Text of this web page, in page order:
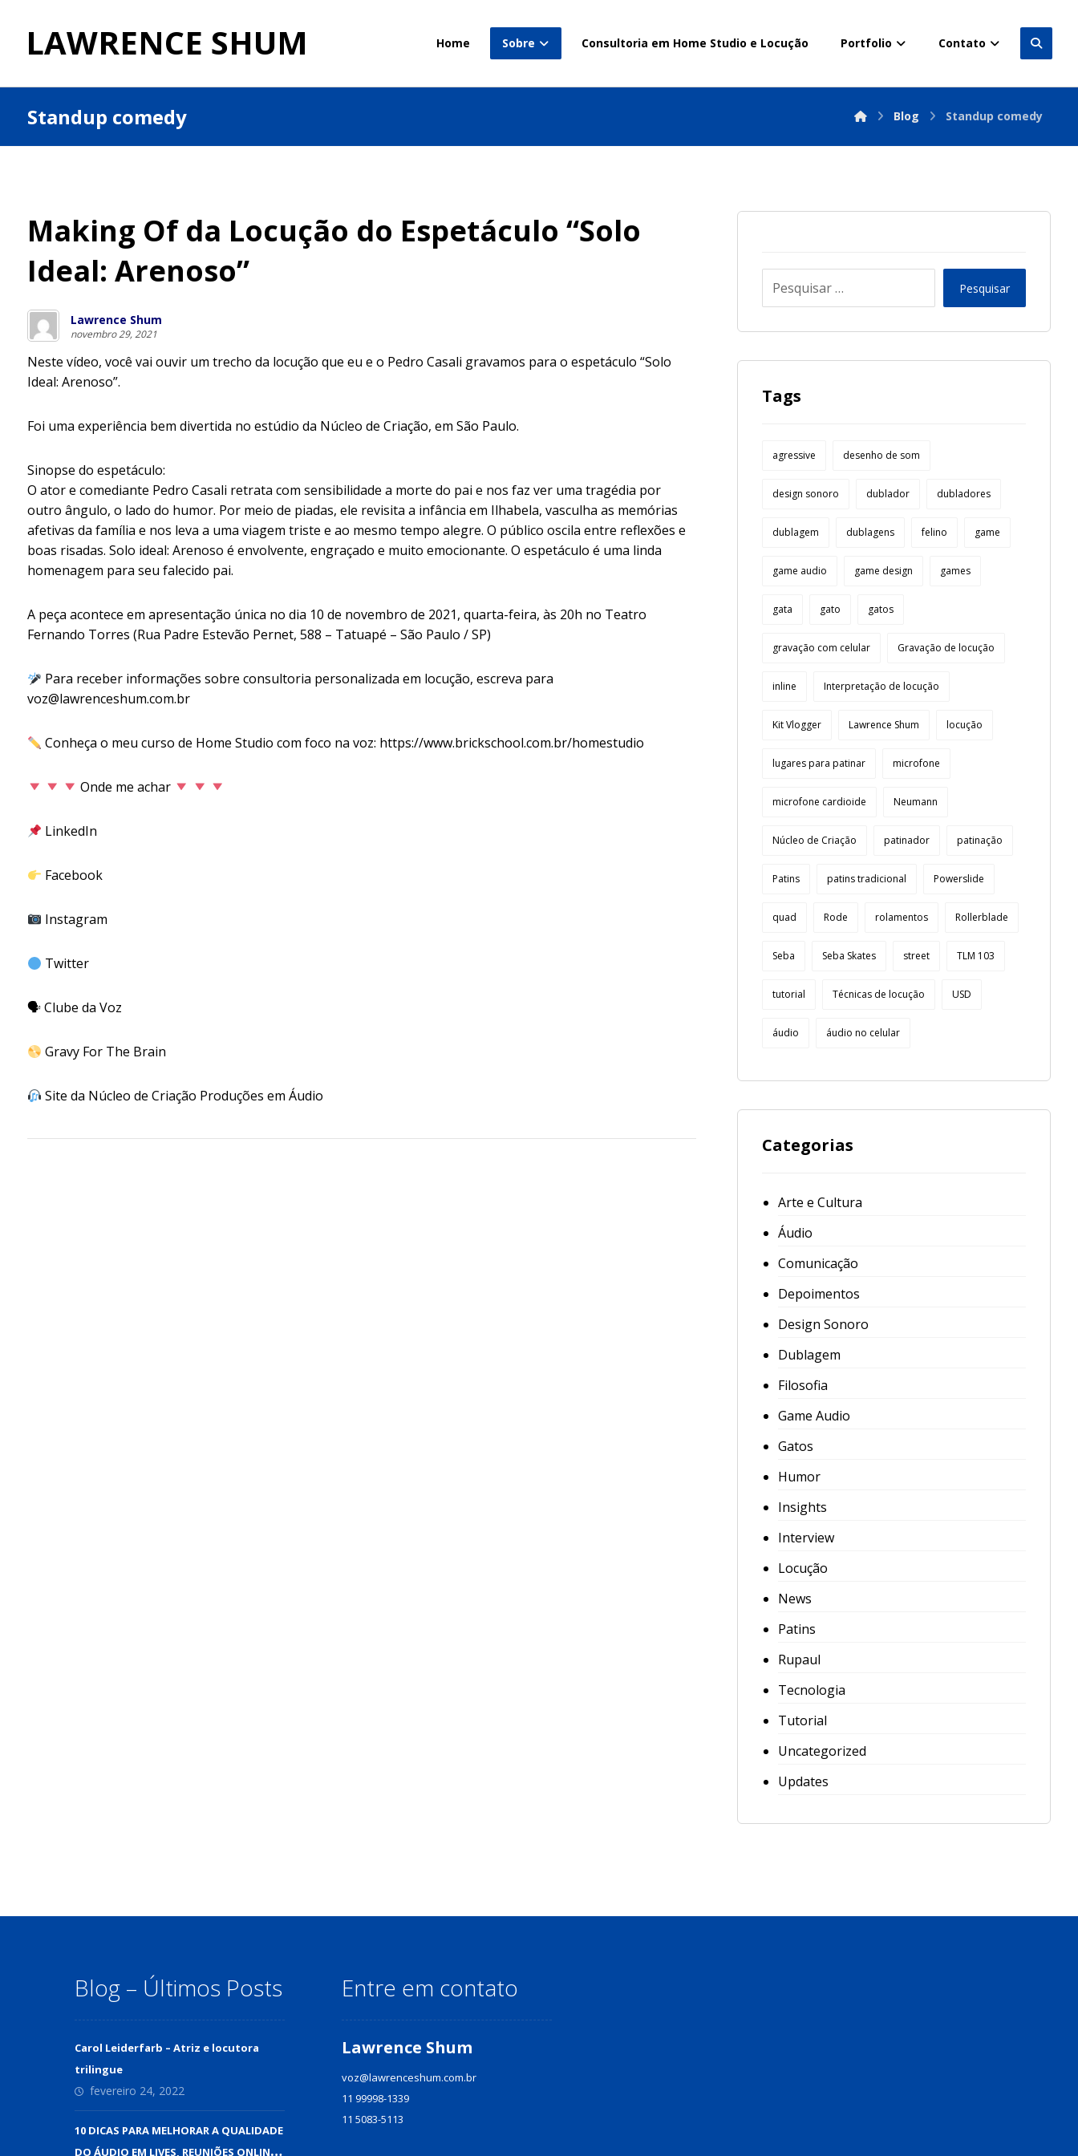
LAWRENCE SHUM Home Sobre Consultoria em Home Studio e Locução Portfolio Contato
Standup comedy Blog Standup comedy
Making Of da Locução do Espetáculo “Solo
Ideal: Arenoso”
Lawrence Shum
novembro 29, 2021
Neste vídeo, você vai ouvir um trecho da locução que eu e o Pedro Casali gravamos para o espetáculo “Solo
Ideal: Arenoso”.
Foi uma experiência bem divertida no estúdio da Núcleo de Criação, em São Paulo.
Sinopse do espetáculo:
O ator e comediante Pedro Casali retrata com sensibilidade a morte do pai e nos faz ver uma tragédia por
outro ângulo, o lado do humor. Por meio de piadas, ele revisita a infância em Ilhabela, vasculha as memórias
afetivas da família e nos leva a uma viagem triste e ao mesmo tempo alegre. O público oscila entre reflexões e
boas risadas. Solo ideal: Arenoso é envolvente, engraçado e muito emocionante. O espetáculo é uma linda
homenagem para seu falecido pai.
A peça acontece em apresentação única no dia 10 de novembro de 2021, quarta-feira, às 20h no Teatro
Fernando Torres (Rua Padre Estevão Pernet, 588 – Tatuapé – São Paulo / SP)
Para receber informações sobre consultoria personalizada em locução, escreva para
voz@lawrenceshum.com.br
Conheça o meu curso de Home Studio com foco na voz: https://www.brickschool.com.br/homestudio
Onde me achar
LinkedIn
Facebook
Instagram
Twitter
🗣Clube da Voz
Gravy For The Brain
Site da Núcleo de Criação Produções em Áudio
Pesquisar
Tags
agressive desenho de som
design sonoro dublador dubladores
dublagem dublagens felino game
game audio game design games
gata gato gatos
gravação com celular Gravação de locução
inline Interpretação de locução
Kit Vlogger Lawrence Shum locução
lugares para patinar microfone
microfone cardioide Neumann
Núcleo de Criação patinador patinação
Patins patins tradicional Powerslide
quad Rode rolamentos Rollerblade
Seba Seba Skates street TLM 103
tutorial Técnicas de locução USD
áudio áudio no celular
Categorias
Arte e Cultura
Áudio
Comunicação
Depoimentos
Design Sonoro
Dublagem
Filosofia
Game Audio
Gatos
Humor
Insights
Interview
Locução
News
Patins
Rupaul
Tecnologia
Tutorial
Uncategorized
Updates
Blog – Últimos Posts
Carol Leiderfarb – Atriz e locutora
trilingue
fevereiro 24, 2022
10 DICAS PARA MELHORAR A QUALIDADE
DO ÁUDIO EM LIVES, REUNIÕES ONLINE E
Entre em contato
Lawrence Shum
voz@lawrenceshum.com.br
11 99998-1339
11 5083-5113